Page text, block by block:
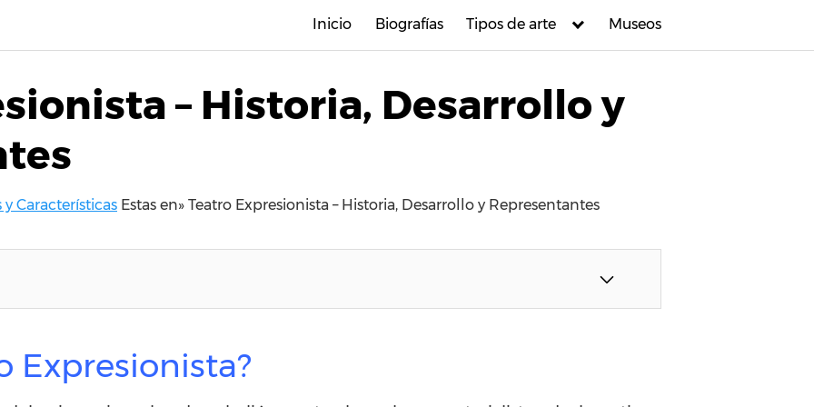
Inicio Biografías Tipos de arte Museos
– Historia, Desarrollo y
Características Estas en» Teatro Expresionista – Historia, Desarrollo y Representantes
Expresionista?